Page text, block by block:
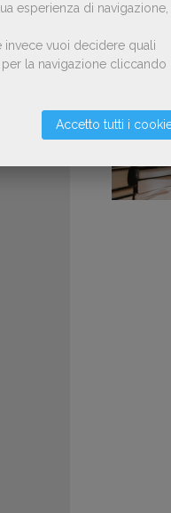
esperienza di navigazione,
invece vuoi decidere quali
la navigazione cliccando
Accetto tutti i